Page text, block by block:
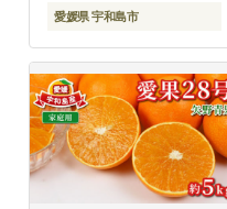
数量限定 国産 愛媛 宇
愛媛県 宇和島市